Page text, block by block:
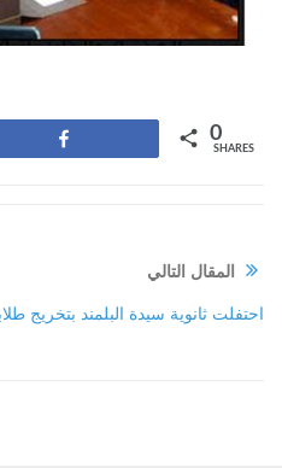
SHARES
المقال التالي
احتفلت ثانوية سيدة البلمند بتخريج طلابها